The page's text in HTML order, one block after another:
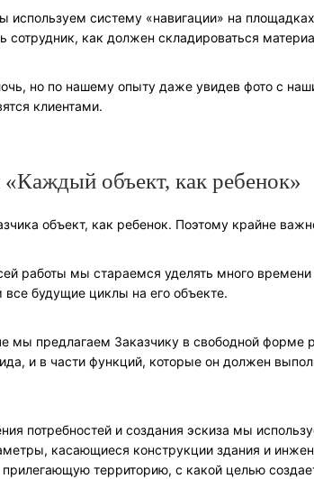
используем систему «навигации» на
сотрудник, как должен складироваться
но по нашему опыту даже увидев фото с
клиентами.
объект, как ребенок»
объект, как ребенок. Поэтому крайне
работы мы стараемся уделять много
все будущие циклы на его объекте.
мы предлагаем Заказчику в свободной форме
и в части функций, которые он должен
потребностей и создания эскиза мы
касающиеся конструкции здания и
прилегающую территорию, с какой целью